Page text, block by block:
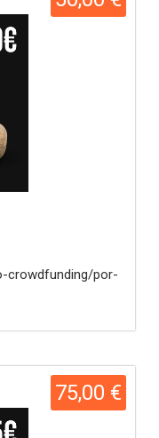
crowdfunding/por-
75,00 €